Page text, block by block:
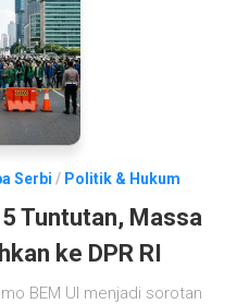
Serbi / Politik & Hukum
Tuntutan, Massa
ke DPR RI
BEM UI menjadi sorotan